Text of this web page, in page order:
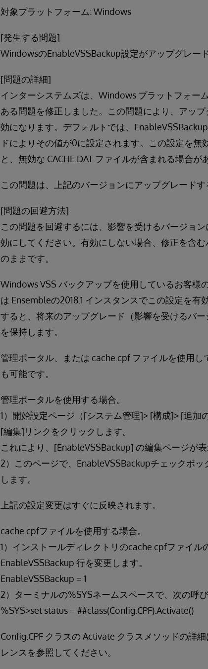
対象プラットフォーム: Windows
[発生する問題]
WindowsのEnableVSSBackup設定がアップグレー
[問題の詳細]
インターシステムズは、Windows プラットフォー
ある問題を修正しました。この問題により、アッ
効になります。デフォルトでは、
ドによりその値が0に設定されます。この設定を無
と、無効な CACHE.DAT ファイルが含まれる場合が
この問題は、上記のバージョンにアップグレードす
[問題の回避方法]
この問題を回避するには、影響を受けるバージョ
効にしてください。有効にしない場合、修正を含
のままです。
Windows VSS バックアップを使用しているお客様
は Ensembleの2018.1 インスタンスでこの設定を
すると、将来のアップグレード（影響を受けるバ
を保持します。
管理ポータル、または cache.cpf ファイルを使用し
も可能です。
管理ポータルを使用する場合。
1）開始設定ページ（[システム管理]> [構成]> [追加
[編集]リンクをクリックします。
これにより、[EnableVSSBackup] の編集ページが表
2）このページで、EnableVSSBackupチェックボ
します。
上記の設定変更はすぐに反映されます。
cache.cpfファイルを使用する場合。
1）インストールディレクトリのcache.cpfファイル
EnableVSSBackup 行を変更します。
EnableVSSBackup = 1
2）ターミナルの%SYSネームスペースで、次の呼
%SYS>set status = ##class(Config.CPF).Activate()
Config.CPF クラスの Activate クラスメソッドの詳
レンスを参照してください。